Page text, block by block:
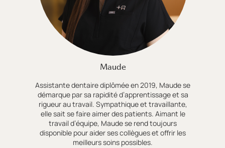
Maude
Assistante dentaire diplômée en 2019, Maude se
démarque par sa rapidité d’apprentissage et sa
rigueur au travail. Sympathique et travaillante,
elle sait se faire aimer des patients. Aimant le
travail d’équipe, Maude se rend toujours
disponible pour aider ses collègues et offrir les
meilleurs soins possibles.